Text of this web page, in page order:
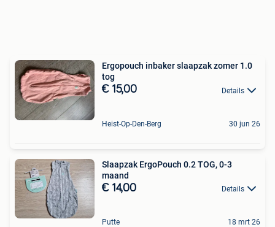
Ergopouch inbaker slaapzak zomer 1.0
tog
€ 15,00 Details
Heist-Op-Den-Berg 30 jun 26
Slaapzak ErgoPouch 0.2 TOG, 0-3
maand
€ 14,00 Details
Putte 18 mrt 26